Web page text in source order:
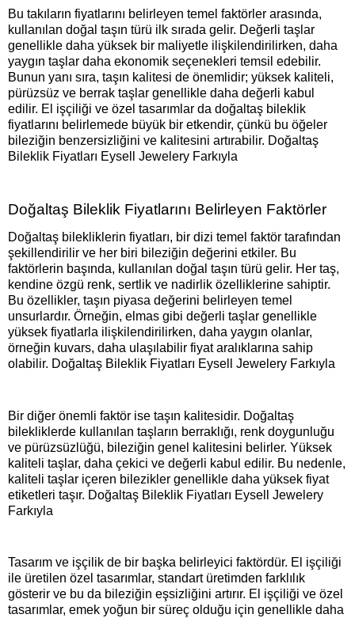
Bu takıların fiyatlarını belirleyen temel faktörler arasında,
kullanılan doğal taşın türü ilk sırada gelir. Değerli taşlar
genellikle daha yüksek bir maliyetle ilişkilendirilirken, daha
yaygın taşlar daha ekonomik seçenekleri temsil edebilir.
Bunun yanı sıra, taşın kalitesi de önemlidir; yüksek kaliteli,
pürüzsüz ve berrak taşlar genellikle daha değerli kabul
edilir. El işçiliği ve özel tasarımlar da doğaltaş bileklik
fiyatlarını belirlemede büyük bir etkendir, çünkü bu öğeler
bileziğin benzersizliğini ve kalitesini artırabilir. Doğaltaş
Bileklik Fiyatları Eysell Jewelery Farkıyla
Doğaltaş Bileklik Fiyatlarını Belirleyen Faktörler
Doğaltaş bilekliklerin fiyatları, bir dizi temel faktör tarafından
şekillendirilir ve her biri bileziğin değerini etkiler. Bu
faktörlerin başında, kullanılan doğal taşın türü gelir. Her taş,
kendine özgü renk, sertlik ve nadirlik özelliklerine sahiptir.
Bu özellikler, taşın piyasa değerini belirleyen temel
unsurlardır. Örneğin, elmas gibi değerli taşlar genellikle
yüksek fiyatlarla ilişkilendirilirken, daha yaygın olanlar,
örneğin kuvars, daha ulaşılabilir fiyat aralıklarına sahip
olabilir. Doğaltaş Bileklik Fiyatları Eysell Jewelery Farkıyla
Bir diğer önemli faktör ise taşın kalitesidir. Doğaltaş
bilekliklerde kullanılan taşların berraklığı, renk doygunluğu
ve pürüzsüzlüğü, bileziğin genel kalitesini belirler. Yüksek
kaliteli taşlar, daha çekici ve değerli kabul edilir. Bu nedenle,
kaliteli taşlar içeren bilezikler genellikle daha yüksek fiyat
etiketleri taşır. Doğaltaş Bileklik Fiyatları Eysell Jewelery
Farkıyla
Tasarım ve işçilik de bir başka belirleyici faktördür. El işçiliği
ile üretilen özel tasarımlar, standart üretimden farklılık
gösterir ve bu da bileziğin eşsizliğini artırır. El işçiliği ve özel
tasarımlar, emek yoğun bir süreç olduğu için genellikle daha